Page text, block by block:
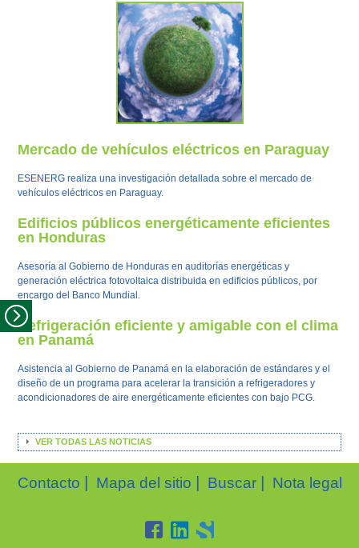
Mercado de vehículos eléctricos en Paraguay
ESENERG realiza una investigación detallada sobre el mercado de
vehículos eléctricos en Paraguay.
Edificios públicos energéticamente eficientes
en Honduras
Asesoría al Gobierno de Honduras en auditorías energéticas y
generación eléctrica fotovoltaica distribuida en edificios públicos, por
encargo del Banco Mundial.
Refrigeración eficiente y amigable con el clima
en Panamá
Asistencia al Gobierno de Panamá en la elaboración de estándares y el
diseño de un programa para acelerar la transición a refrigeradores y
acondicionadores de aire energéticamente eficientes con bajo PCG.
VER TODAS LAS NOTICIAS
Contacto | Mapa del sitio | Buscar | Nota legal